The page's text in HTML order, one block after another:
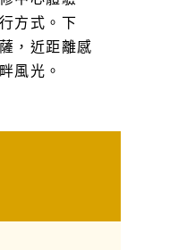
方式。下
，近距離感
風光。